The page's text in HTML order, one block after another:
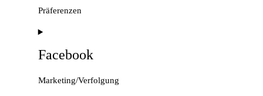
Präferenzen
Consent
service
Facebook
Marketing/Verfolgung